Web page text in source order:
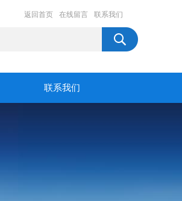
返回首页 在线留言 联系我们
联系我们